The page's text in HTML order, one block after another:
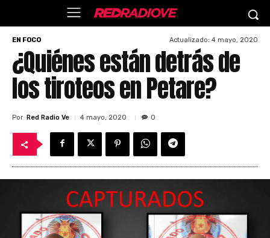
EN FOCO Actualizado: 4 mayo, 2020
¿Quiénes están detrás de
los tiroteos en Petare?
Por Red Radio Ve 4 mayo, 2020 0